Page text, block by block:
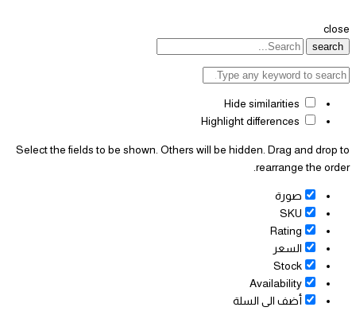
close
search
Select the fields to be shown. Others will be hidden. Drag and drop to
rearrange the order.
صورة
SKU
Rating
السعر
Stock
Availability
أضف الى السلة